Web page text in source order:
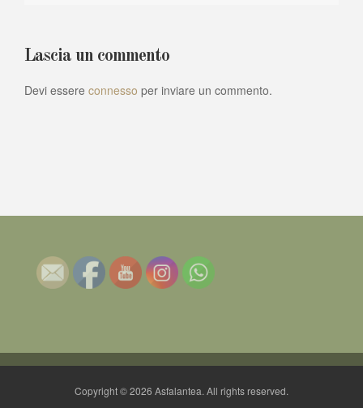
Lascia un commento
Devi essere connesso per inviare un commento.
Copyright © 2026 Asfalantea. All rights reserved.